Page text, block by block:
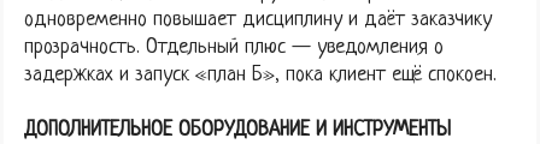
одновременно повышает дисциплину и даёт заказчику
прозрачность. Отдельный плюс — уведомления о
задержках и запуск «план Б», пока клиент ещё спокоен.
ДОПОЛНИТЕЛЬНОЕ ОБОРУДОВАНИЕ И ИНСТРУМЕНТЫ